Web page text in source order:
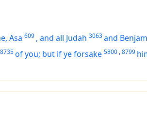
Asa 609 , and all Judah 3063and
8735of you; but if ye forsake 5800 ,8799